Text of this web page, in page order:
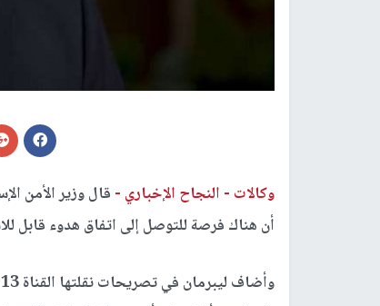
وكالات - النجاح الإخباري - قال وزير الأمن
أن هناك فرصة للتوصل إلى اتفاق هدوء قابل